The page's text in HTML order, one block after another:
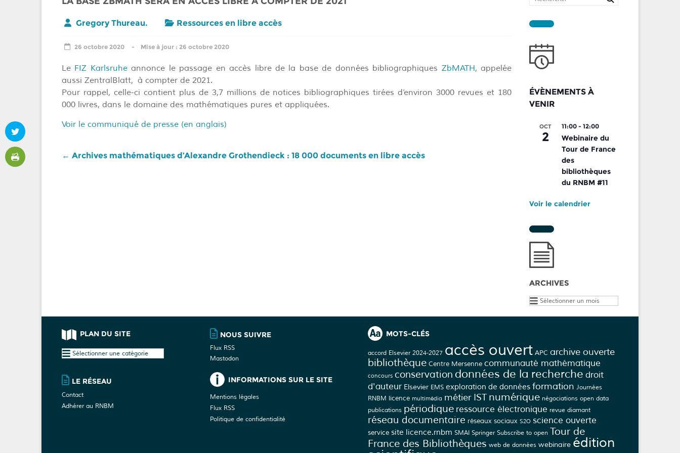
Gregory Thureau. Ressources en libre accès
26 octobre 2020 26 octobre 2020
Le FIZ Karlsruheannonce le passage en accès libre de la base de données bibliographiques ZbMATH, appelée
aussi ZentralBlatt, à compter de 2021.
Pour rappel, celle-ci contient plus de 3,7 millions de notices bibliographiques tirées d’environ 3000 revues et 180
000 livres, dans le domaine des mathématiques pures et appliquées.
Voir le communiqué de presse (en anglais)
← Archives mathématiques d’Alexandre Grothendieck : 18 000 documents en libre accès
ÉVÈNEMENTS À
VENIR
OCT
2
11:00 - 12:00
Webinaire du
Tour de France
des
bibliothèques
du RNBM #11
Voir le calendrier
ARCHIVES
Archives
PLAN DU SITE
Plan
site
LE RÉSEAU
Contact
Adhérer au RNBM
NOUS SUIVRE
Flux RSS
Mastodon
INFORMATIONS SUR LE SITE
Mentions légales
Flux RSS
Politique de confidentialité
MOTS-CLÉS
accord Elsevier 2024-2027 accès ouvert APC archive ouverte
bibliothèque Centre Mersenne communauté mathématique
concours conservation données de la recherche droit
d'auteur Elsevier EMS exploration de données formation Journées
RNBM licence multimédia métier IST numérique négociations open data
publications périodique ressource électronique revue diamant
réseau documentaire réseaux sociaux S2O science ouverte
service site licence.rnbm SMAI Springer Subscribe to open Tour de
France des Bibliothèques web de données webinaire édition